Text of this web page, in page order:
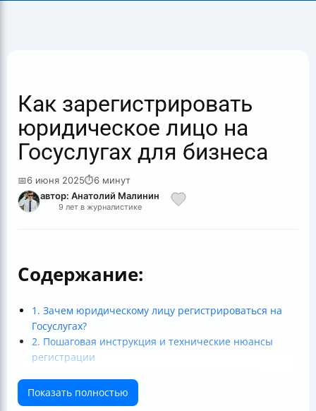
Как зарегистрировать
юридическое лицо на
Госуслугах для бизнеса
📅6 июня 2025⏱6 минут
автор: Анатолий Малинин
9 лет в журналистике
Содержание:
1. Зачем юридическому лицу регистрироваться на
Госуслугах?
2. Пошаговая инструкция и технические нюансы
регистрации
4. Безопасность и защита данных
5. Что происходит после регистрации и с какими
Показать полностью